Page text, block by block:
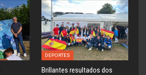
DEPORTES
Brillantes resultados dos